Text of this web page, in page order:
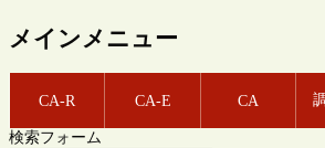
メインメニュー
CA-R CA-E CA
検索フォーム